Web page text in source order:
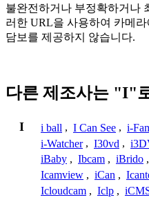
불완전하거나 부정확하거나
러한 URL을 사용하여 카메
담보를 제공하지 않습니다.
다른 제조사는 "I"
I i ball , I Can See , i-
i-Watcher , I30vd ,
iBaby , Ibcam , iBrido ,
Icamview , iCan ,
Icloudcam , Iclp ,